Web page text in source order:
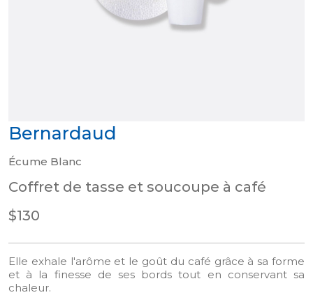
Bernardaud
Écume Blanc
Coffret de tasse et soucoupe à café
$130
Elle exhale l'arôme et le goût du café grâce à sa forme
et à la finesse de ses bords tout en conservant sa
chaleur.